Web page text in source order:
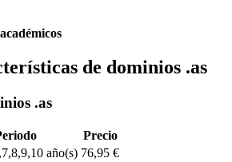
de dominios .as
.as
Precio
año(s) 76,95 €